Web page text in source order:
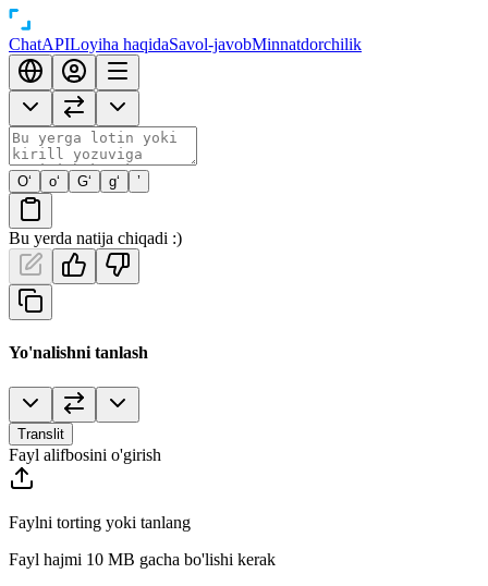
ChatAPILoyiha haqidaSavol-javobMinnatdorchilik
O‘ o‘ G‘ g‘ ’
Bu yerda natija chiqadi :)
Yo'nalishni tanlash
Translit
Fayl alifbosini o'girish
Faylni torting yoki tanlang
Fayl hajmi 10 MB gacha bo'lishi kerak